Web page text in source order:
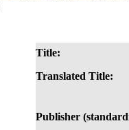
Title:
Translated Title:
Publisher